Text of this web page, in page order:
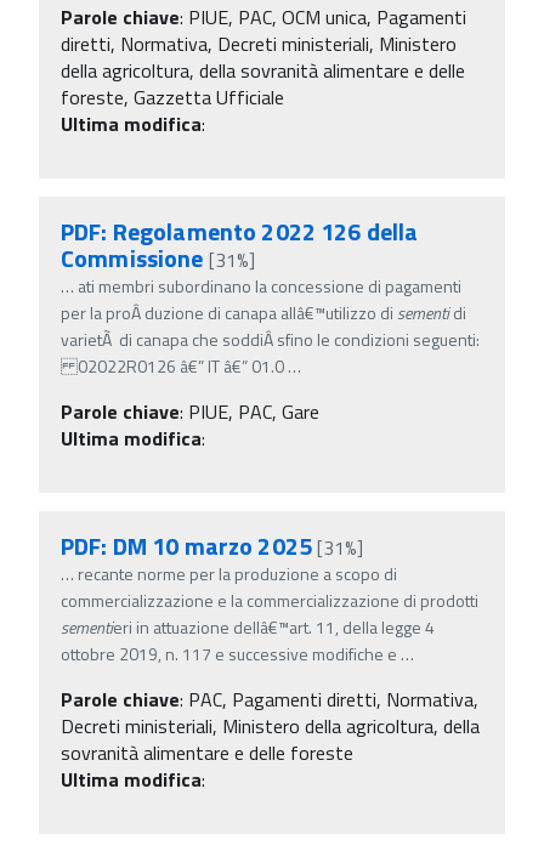
Parole chiave: PIUE, PAC, OCM unica, Pagamenti
diretti, Normativa, Decreti ministeriali, Ministero
della agricoltura, della sovranità alimentare e delle
foreste, Gazzetta Ufficiale
Ultima modifica:
PDF: Regolamento 2022 126 della
Commissione [31%]
… ati membri subordinano la concessione di pagamenti
per la proÂ­ duzione di canapa allâ€™utilizzo di sementidi
varietÃ di canapa che soddiÂ­ sfino le condizioni seguenti:
02022R0126 â€” IT â€” 01.0…
Parole chiave: PIUE, PAC, Gare
Ultima modifica:
PDF: DM 10 marzo 2025[31%]
… recante norme per la produzione a scopo di
commercializzazione e la commercializzazione di prodotti
sementieri in attuazione dellâ€™art. 11, della legge 4
ottobre 2019, n. 117 e successive modifiche e …
Parole chiave: PAC, Pagamenti diretti, Normativa,
Decreti ministeriali, Ministero della agricoltura, della
sovranità alimentare e delle foreste
Ultima modifica: